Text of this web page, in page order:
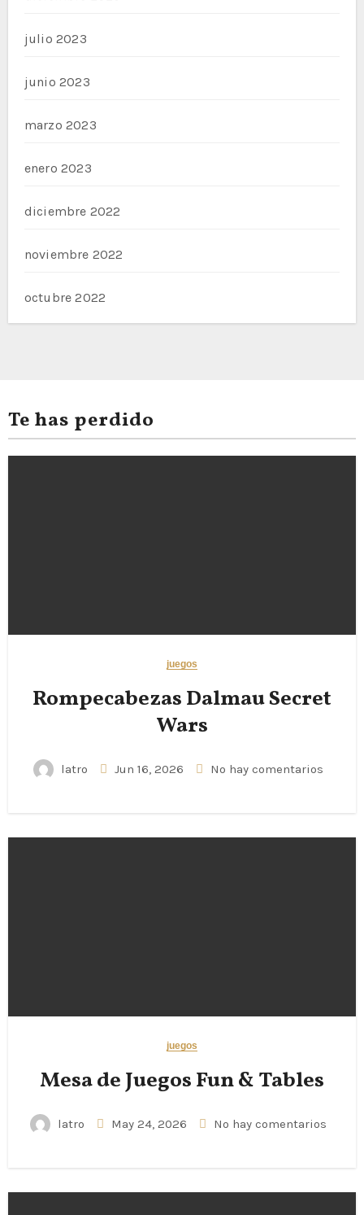
julio 2023
junio 2023
marzo 2023
enero 2023
diciembre 2022
noviembre 2022
octubre 2022
Te has perdido
juegos
Rompecabezas Dalmau Secret
Wars
latro Jun 16, 2026 No hay comentarios
juegos
Mesa de Juegos Fun & Tables
latro May 24, 2026 No hay comentarios